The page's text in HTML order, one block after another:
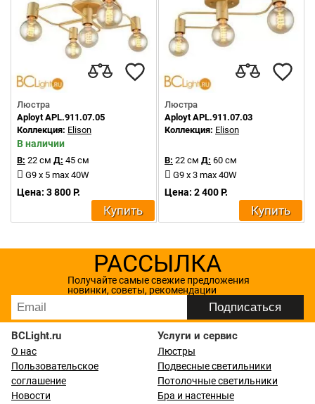
Люстра
Aployt APL.911.07.05
Коллекция: Elison
В наличии
В: 22 см Д: 45 см
G9 x 5 max 40W
Цена: 3 800 Р.
Купить
Люстра
Aployt APL.911.07.03
Коллекция: Elison
В: 22 см Д: 60 см
G9 x 3 max 40W
Цена: 2 400 Р.
Купить
РАССЫЛКА
Получайте самые свежие предложения
новинки, советы, рекомендации
BCLight.ru
О нас
Пользовательское
соглашение
Новости
Услуги и сервис
Люстры
Подвесные светильники
Потолочные светильники
Бра и настенные